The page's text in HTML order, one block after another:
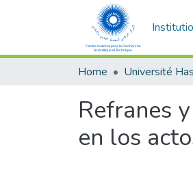
Home
Refranes
en los